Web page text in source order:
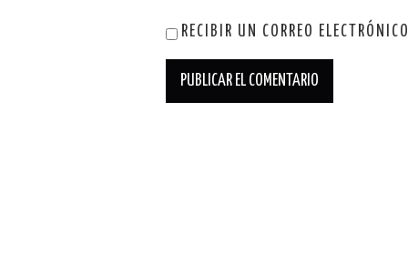
RECIBIR UN CORREO